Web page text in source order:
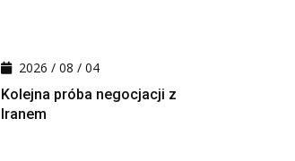
2026 / 08 / 04
Kolejna próba negocjacji z
Iranem